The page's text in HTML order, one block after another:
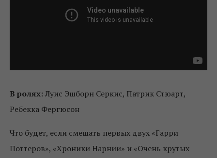
В ролях:Луис Эшборн Серкис, Патрик Стюарт,
Ребекка Фергюсон
Что будет, если смешать первых двух «Гарри
Поттеров», «Хроники Нарнии» и «Очень крутых